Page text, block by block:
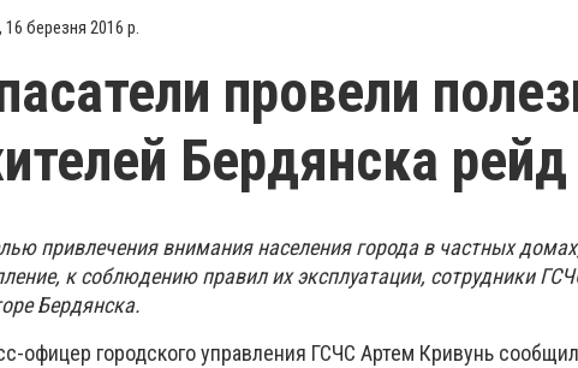
16 березня 2016 р.
провели
Бердянска рейд
привлечения внимания населения города в частных
к соблюдению правил их эксплуатации, сотрудники
Бердянска.
офицер городского управления ГСЧС Артем Кривунь